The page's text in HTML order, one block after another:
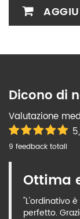
Dicono di
Valutazione
9 feedback totali
Ottima
"L'ordinativo
perfetto.